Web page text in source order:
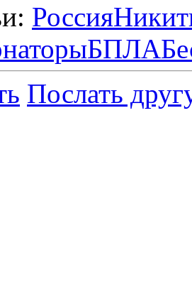
Россия
БПЛА
Послать